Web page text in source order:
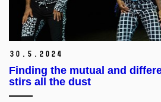
30. 5. 2024
Finding the mutual and
stirs all the dust